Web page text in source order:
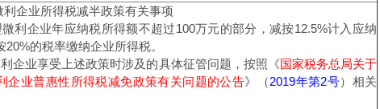
利企业所得税减半政策有关事项
微利企业年应纳税所得额不超过100万元的部分，减按12.5%计入应纳
20%的税率缴纳企业所得税。
利企业享受上述政策时涉及的具体征管问题，按照《国家税务总局关于
企业普惠性所得税减免政策有关问题的公告》（2019年第2号）相关